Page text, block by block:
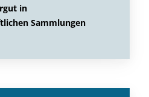
in
Sammlungen